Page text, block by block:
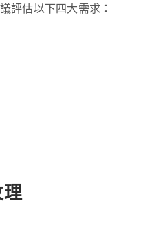
評估以下四大需求：